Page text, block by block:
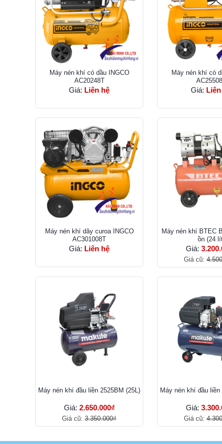
Máy nén khí có dầu INGCO
AC20248T
Giá: Liên hệ
Máy nén khí có
Giá:
Máy nén khí dây curoa INGCO
AC301008T
Giá: Liên hệ
Máy nén khí BTEC
ồn (24
Giá:
Giá cũ:
Máy nén khí đầu liền 2525BM (25L)
Giá: 2.650.000₫
Giá cũ: 3.350.000₫
Máy nén khí đầu liền
Giá:
Giá cũ: